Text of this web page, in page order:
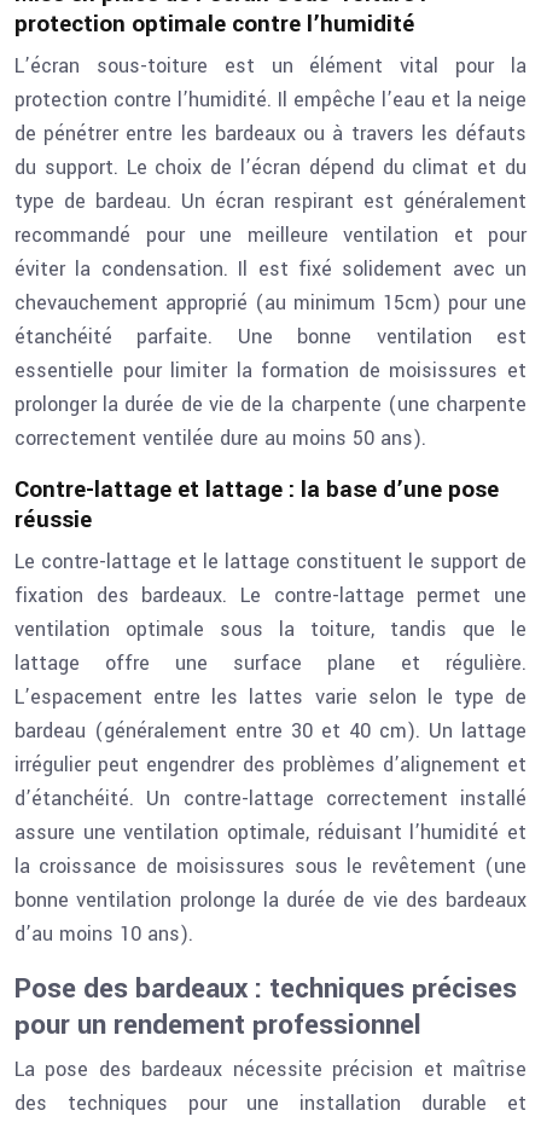
protection optimale contre l’humidité
L’écran sous-toiture est un élément vital pour la
protection contre l’humidité. Il empêche l’eau et la neige
de pénétrer entre les bardeaux ou à travers les défauts
du support. Le choix de l’écran dépend du climat et du
type de bardeau. Un écran respirant est généralement
recommandé pour une meilleure ventilation et pour
éviter la condensation. Il est fixé solidement avec un
chevauchement approprié (au minimum 15cm) pour une
étanchéité parfaite. Une bonne ventilation est
essentielle pour limiter la formation de moisissures et
prolonger la durée de vie de la charpente (une charpente
correctement ventilée dure au moins 50 ans).
Contre-lattage et lattage : la base d’une pose
réussie
Le contre-lattage et le lattage constituent le support de
fixation des bardeaux. Le contre-lattage permet une
ventilation optimale sous la toiture, tandis que le
lattage offre une surface plane et régulière.
L’espacement entre les lattes varie selon le type de
bardeau (généralement entre 30 et 40 cm). Un lattage
irrégulier peut engendrer des problèmes d’alignement et
d’étanchéité. Un contre-lattage correctement installé
assure une ventilation optimale, réduisant l’humidité et
la croissance de moisissures sous le revêtement (une
bonne ventilation prolonge la durée de vie des bardeaux
d’au moins 10 ans).
Pose des bardeaux : techniques précises
pour un rendement professionnel
La pose des bardeaux nécessite précision et maîtrise
des techniques pour une installation durable et